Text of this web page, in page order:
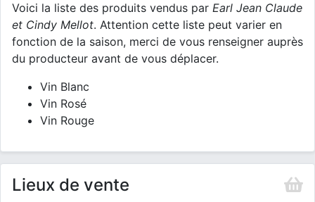
Voici la liste des produits vendus par Earl Jean Claude
et Cindy Mellot. Attention cette liste peut varier en
fonction de la saison, merci de vous renseigner auprès
du producteur avant de vous déplacer.
Vin Blanc
Vin Rosé
Vin Rouge
Lieux de vente